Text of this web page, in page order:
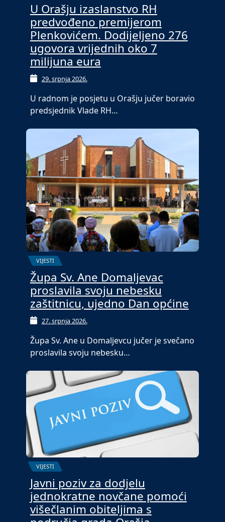
U Orašju izaslanstvo RH
predvođeno premijerom
Plenkovićem. Dodijeljeno 276
ugovora vrijednih oko 7
milijuna eura
29. srpnja 2026.
U radnom je posjetu u Orašju jučer boravio
predsjednik Vlade RH…
VIJESTI
Župa Sv. Ane Domaljevac
proslavila svoju nebesku
zaštitnicu, ujedno Dan općine
27. srpnja 2026.
Župa Sv. Ane u Domaljevcu jučer je svečano
proslavila svoju nebesku…
VIJESTI
Javni poziv za dodjelu
jednokratne novčane pomoći
višečlanim obiteljima s